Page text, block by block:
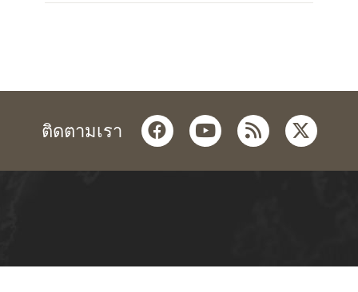
ติดตามเรา facebookyoutube
rss twitter